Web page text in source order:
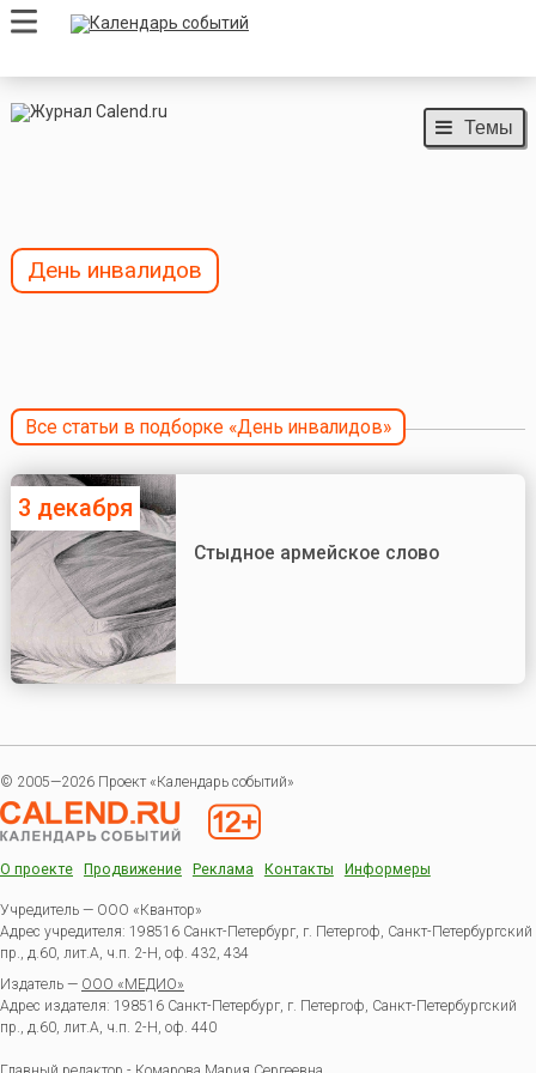
Темы
День инвалидов
Все статьи в подборке «День инвалидов»
3 декабря
Стыдное армейское слово
© 2005—2026 Проект «Календарь событий»
О проекте Продвижение Реклама Контакты Информеры
Учредитель — ООО «Квантор»
Адрес учредителя: 198516 Санкт-Петербург, г. Петергоф, Санкт-Петербургский
пр., д.60, лит.А, ч.п. 2-Н, оф. 432, 434
Издатель — ООО «МЕДИО»
Адрес издателя: 198516 Санкт-Петербург, г. Петергоф, Санкт-Петербургский
пр., д.60, лит.А, ч.п. 2-Н, оф. 440